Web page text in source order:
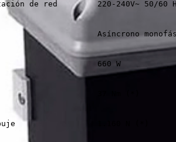
de red 220-240V~ 50/60
Asíncrono
660 W